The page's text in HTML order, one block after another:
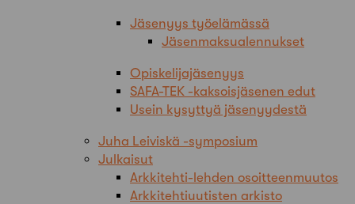
Jäsenyys työelämässä
Jäsenmaksualennukset
Opiskelijajäsenyys
SAFA-TEK -kaksoisjäsenen edut
Usein kysyttyä jäsenyydestä
Juha Leiviskä -symposium
Julkaisut
Arkkitehti-lehden osoitteenmuutos
Arkkitehtiuutisten arkisto